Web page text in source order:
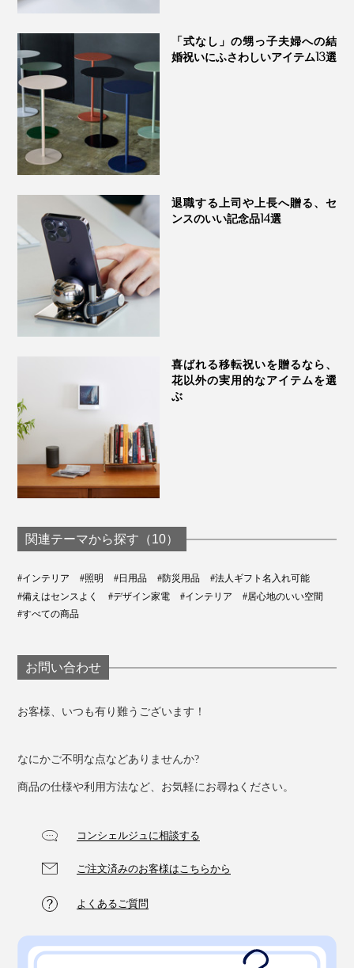
2023年7月10日、編集・高木の自宅ダイニングにて。『LED Magnecco』は、キャ
ンドルよりずっと明るくて助かりました
思わず『LED Magnecco』に、「神様！」と呼びかけた
瞬間でした（笑）
天井のダクトレールにつけた、吊りフックにひっかけれ
ば、ペンダントライト代わりに。
鍋からカレーをよそうのも、テーブルで食べるのも、ス
タオルハンガーにひっかけたら、歯磨きもカンタンにで
きました。
1時間ほどで、電気は復旧しましたが、心から
「Magneccoがあって、本当によかった」と痛感。
MONOCOでは、停電時に自動点灯する、バッテリー内
『LED Magnecco』は、専用スタンドにセットすれば、
毎日のデスクランプやベッドサイドランプに。
ランプを外して、専用フックをつければ、アウトドアや
災害時のランタンに。
いつも助けてくれる、“ランプの神様”を、あなたのそば
「式なし」の甥っ子夫婦への結
婚祝いにふさわしいアイテム13選
退職する上司や上長へ贈る、セ
ンスのいい記念品14選
喜ばれる移転祝いを贈るなら、
花以外の実用的なアイテムを選
ぶ
関連テーマから探す（10）
#インテリア #照明 #日用品 #防災用品
#法人ギフト名入れ可能
#備えはセンスよく
#デザイン家電 #インテリア
#居心地のいい空間
#すべての商品
お問い合わせ
お客様、いつも有り難うございます！
なにかご不明な点などありませんか?
商品の仕様や利用方法など、お気軽にお尋ねください。
コンシェルジュに相談する
ご注文済みのお客様はこちらから
よくあるご質問